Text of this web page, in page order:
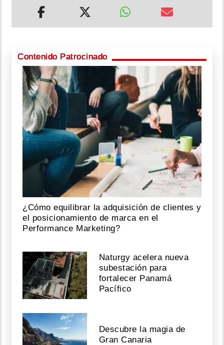
Contenido Patrocinado
¿Cómo equilibrar la adquisición de clientes y
el posicionamiento de marca en el
Performance Marketing?
Naturgy acelera nueva
subestación para
fortalecer Panamá
Pacífico
Descubre la magia de
Gran Canaria